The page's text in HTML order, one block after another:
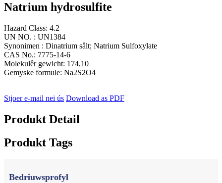
Natrium hydrosulfite
Hazard Class: 4.2
UN NO. : UN1384
Synonimen : Dinatrium sâlt; Natrium Sulfoxylate
CAS No.: 7775-14-6
Molekulêr gewicht: 174,10
Gemyske formule: Na2S2O4
Stjoer e-mail nei ús Download as PDF
Produkt Detail
Produkt Tags
Bedriuwsprofyl